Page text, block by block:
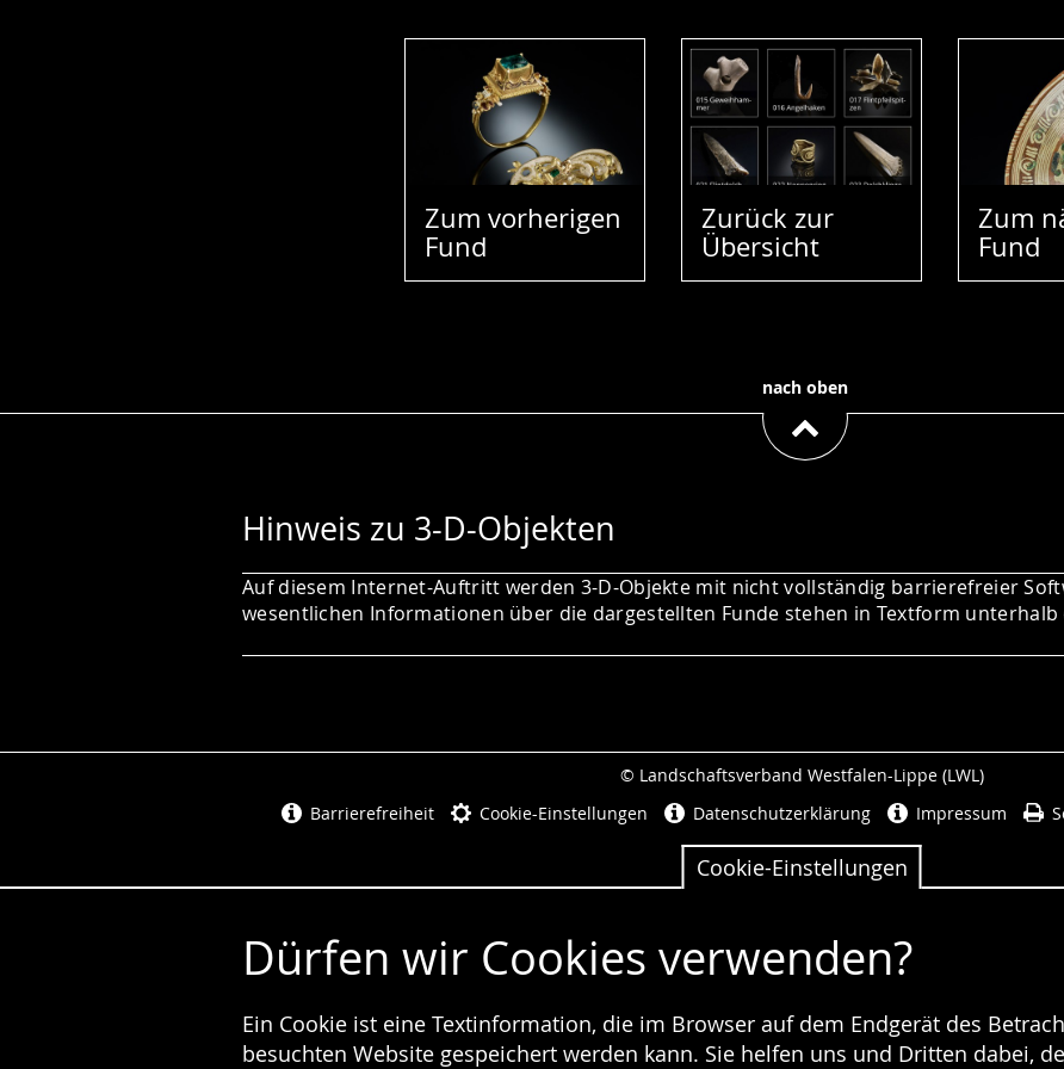
Cookie-Einstellungen
Dürfen wir Cookies verwenden?
Ein Cookie ist eine Textinformation, die im Browser auf dem Endgerät des
besuchten Website gespeichert werden kann. Sie helfen uns und Dritten dabei,
Zum vorherigen
Fund
Zurück zur
Übersicht
Zum
Fund
nach oben
Hinweis zu 3-D-Objekten
Auf diesem Internet-Auftritt werden 3-D-Objekte mit nicht vollständig barrierefreier
wesentlichen Informationen über die dargestellten Funde stehen in Textform unterhalb
© Landschaftsverband Westfalen-Lippe (LWL)
Barrierefreiheit Cookie-Einstellungen Datenschutzerklärung Impressum